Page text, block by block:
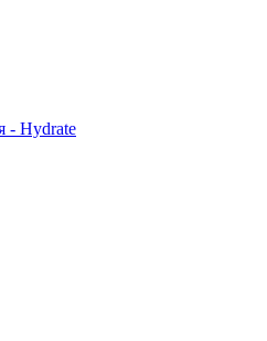
- Hydrate